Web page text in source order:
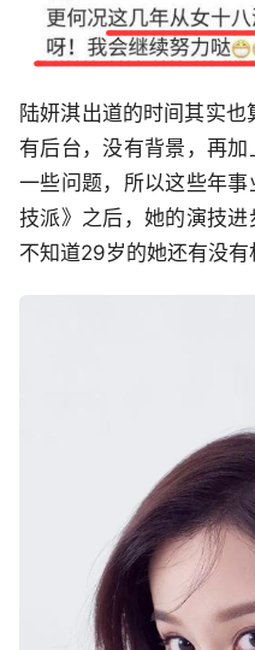
陆妍淇出道的时间其实
有后台，没有背景，再
一些问题，所以这些年
技派》之后，她的演技进
不知道29岁的她还有没有